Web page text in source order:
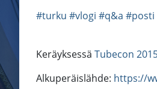
#turku #vlogi #q&a #posti
Keräyksessä Tubecon
Alkuperäislähde: https://